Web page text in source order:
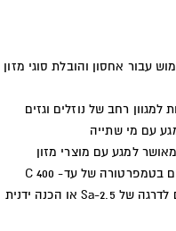
עבור אחסון והובלת סוגי מזון
למגוון רחב של נוזלים וגזים
עם מי שתייה
ועומד בתקן ישראלי 5452 ו- 5113 ומאושר למגע עם מוצרי מזון
בטמפרטורה של עד- C 400
של 2.5-
Saאו הכנה ידנית